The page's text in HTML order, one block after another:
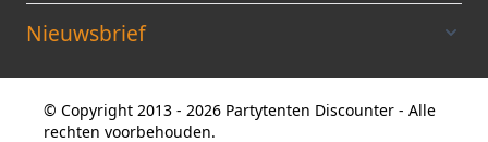
Nieuwsbrief
© Copyright 2013 - 2026 Partytenten Discounter - Alle
rechten voorbehouden.